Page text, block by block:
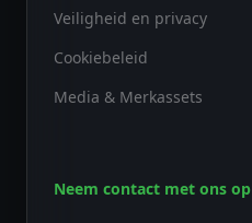
Veiligheid en privacy
Cookiebeleid
Media & Merkassets
Neem contact met ons op